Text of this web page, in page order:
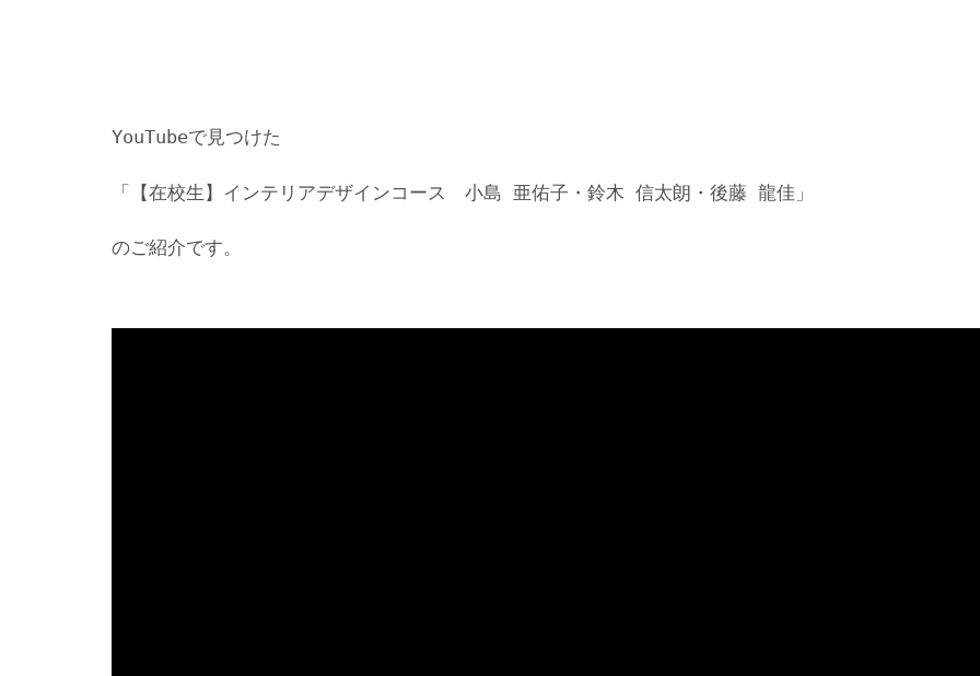
YouTubeで見つけた
「【在校生】インテリアデザインコース 小島 亜佑子・鈴木 信太朗・後藤 龍佳」
のご紹介です。